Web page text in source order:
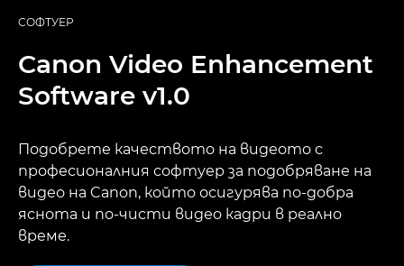
СОФТУЕР
Canon Video Enhancement
Software v1.0
Подобрете качеството на видеото с
професионалния софтуер за подобряване на
видео на Canon, който осигурява по-добра
яснота и по-чисти видео кадри в реално
време.